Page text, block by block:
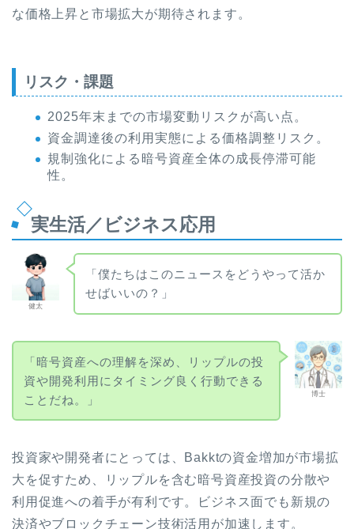
な価格上昇と市場拡大が期待されます。
リスク・課題
2025年末までの市場変動リスクが高い点。
資金調達後の利用実態による価格調整リスク。
規制強化による暗号資産全体の成長停滞可能
性。
実生活／ビジネス応用
健太
「僕たちはこのニュースをどうやって活か
せばいいの？」
博士
「暗号資産への理解を深め、リップルの投
資や開発利用にタイミング良く行動できる
ことだね。」
投資家や開発者にとっては、Bakktの資金増加が市場拡
大を促すため、リップルを含む暗号資産投資の分散や
利用促進への着手が有利です。ビジネス面でも新規の
決済やブロックチェーン技術活用が加速します。